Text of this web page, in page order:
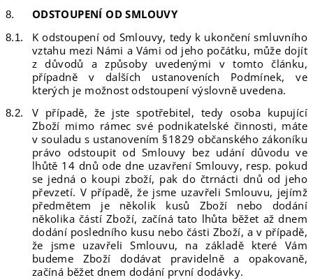
ODSTOUPENÍ OD SMLOUVY
K odstoupení od Smlouvy, tedy k ukončení smluvního
vztahu mezi Námi a Vámi od jeho počátku, může dojít
z důvodů a způsoby uvedenými v tomto článku,
případně v dalších ustanoveních Podmínek, ve
kterých je možnost odstoupení výslovně uvedena.
V případě, že jste spotřebitel, tedy osoba kupující
Zboží mimo rámec své podnikatelské činnosti, máte
v souladu s ustanovením §1829 občanského zákoníku
právo odstoupit od Smlouvy bez udání důvodu ve
lhůtě 14 dnů ode dne uzavření Smlouvy, resp. pokud
se jedná o koupi zboží, pak do čtrnácti dnů od jeho
převzetí. V případě, že jsme uzavřeli Smlouvu, jejímž
předmětem je několik kusů Zboží nebo dodání
několika částí Zboží, začíná tato lhůta běžet až dnem
dodání posledního kusu nebo části Zboží, a v případě,
že jsme uzavřeli Smlouvu, na základě které Vám
budeme Zboží dodávat pravidelně a opakovaně,
začíná běžet dnem dodání první dodávky.